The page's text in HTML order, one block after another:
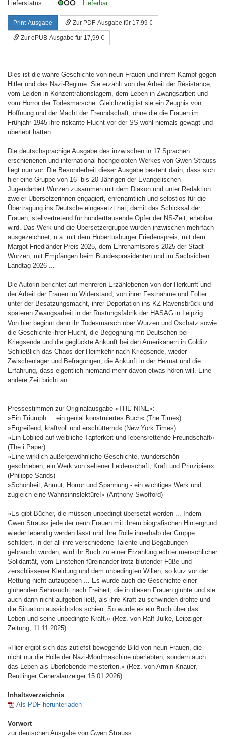
Lieferstatus
Lieferbar
Print-Ausgabe Zur PDF-Ausgabe für 17,99 €
Zur ePUB-Ausgabe für 17,99 €
Dies ist die wahre Geschichte von neun Frauen und ihrem Kampf gegen
Hitler und das Nazi-Regime. Sie erzählt von der Arbeit der Résistance,
vom Leiden in Konzentrationslagern, dem Leben in Zwangsarbeit und
vom Horror der Todesmärsche. Gleichzeitig ist sie ein Zeugnis von
Hoffnung und der Macht der Freundschaft, ohne die die Frauen im
Frühjahr 1945 ihre riskante Flucht vor der SS wohl niemals gewagt und
überlebt hätten.
Die deutschsprachige Ausgabe des inzwischen in 17 Sprachen
erschienenen und international hochgelobten Werkes von Gwen Strauss
liegt nun vor. Die Besonderheit dieser Ausgabe besteht darin, dass sich
hier eine Gruppe von 16- bis 20-Jährigen der Evangelischen
Jugendarbeit Wurzen zusammen mit dem Diakon und unter Redaktion
zweier Übersetzerinnen engagiert, ehrenamtlich und selbstlos für die
Übertragung ins Deutsche eingesetzt hat, damit das Schicksal der
Frauen, stellvertretend für hunderttausende Opfer der NS-Zeit, erlebbar
wird. Das Werk und die Übersetzer­gruppe wurden inzwischen mehrfach
ausgezeichnet, u.a. mit dem Hubertusburger Friedenspreis, mit dem
Margot Friedländer-Preis 2025, dem Ehrenamtspreis 2025 der Stadt
Wurzen, mit Empfängen beim Bundespräsidenten und im Sächsichen
Landtag 2026 ...
Die Autorin berichtet auf mehreren Erzählebenen von der Herkunft und
der Arbeit der Frauen im Widerstand, von ihrer Festnahme und Folter
unter der Besatzungsmacht, ihrer Deportation ins KZ Ravensbrück und
späteren Zwangsarbeit in der Rüstungsfabrik der HASAG in Leipzig.
Von hier beginnt dann ihr Todesmarsch über Wurzen und Oschatz sowie
die Geschichte ihrer Flucht, die Begegnung mit Deutschen bei
Kriegsende und die geglückte Ankunft bei den Amerikanern in Colditz.
Schließlich das Chaos der Heimkehr nach Kriegsende, wieder
Zwischenlager und Befragungen, die Ankunft in der Heimat und die
Erfahrung, dass eigentlich niemand mehr davon etwas hören will. Eine
andere Zeit bricht an ...
Pressestimmen zur Originalausgabe »THE NINE«:
»Ein Triumph ... ein genial konstruiertes Buch« (The Times)
»Ergreifend, kraftvoll und erschütternd« (New York Times)
»Ein Loblied auf weibliche Tapferkeit und lebensrettende Freundschaft«
(The i Paper)
»Eine wirklich außergewöhnliche Geschichte, wunderschön
geschrieben, ein Werk von seltener Leidenschaft, Kraft und Prinzipien«
(Philippe Sands)
»Schönheit, Anmut, Horror und Spannung - ein wichtiges Werk und
zugleich eine Wahnsinnslektüre!« (Anthony Swofford)
»Es gibt Bücher, die müssen unbedingt übersetzt werden ... Indem
Gwen Strauss jede der neun Frauen mit ihrem biografischen Hintergrund
wieder lebendig werden lässt und ihre Rolle innerhalb der Gruppe
schildert, in der all ihre verschiedene Talente und Begabungen
gebraucht wurden, wird ihr Buch zu einer Erzählung echter menschlicher
Solidarität, vom Einstehen füreinander trotz blutender Füße und
zerschlissener Kleidung und dem unbedingten Willen, so kurz vor der
Rettung nicht aufzugeben ... Es wurde auch die Geschichte einer
glühenden Sehnsucht nach Freiheit, die in diesen Frauen glühte und sie
auch dann nicht aufgeben ließ, als ihre Kraft zu schwinden drohte und
die Situation aussichtslos schien. So wurde es ein Buch über das
Leben und seine unbedingte Kraft.« (Rez. von Ralf Julke, Leipziger
Zeitung, 11.11.2025)
»Hier ergibt sich das zutiefst bewegende Bild von neun Frauen, die
nicht nur die Hölle der Nazi-Mordmaschine überlebten, sondern auch
das Leben als Überlebende meisterten.« (Rez. von Armin Knauer,
Reutlinger Generalanzeiger 15.01.2026)
Inhaltsverzeichnis
Als PDF herunterladen
Vorwort
zur deutschen Ausgabe von Gwen Strauss